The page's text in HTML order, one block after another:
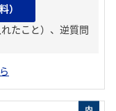
たこと）、逆質問
）